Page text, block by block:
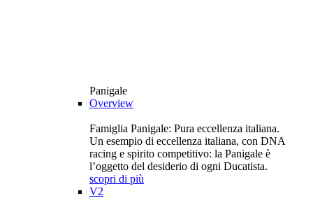
Panigale
Overview
Famiglia Panigale: Pura eccellenza italiana.
Un esempio di eccellenza italiana, con DNA
racing e spirito competitivo: la Panigale è
l’oggetto del desiderio di ogni Ducatista.
scopri di più
V2